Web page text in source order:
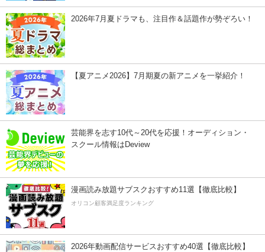
2026年7月夏ドラマも、注目作＆話題作が勢ぞろい！
【夏アニメ2026】7月期夏の新アニメを一挙紹介！
芸能界を志す10代～20代を応援！オーディション・
スクール情報はDeview
漫画読み放題サブスクおすすめ11選【徹底比較】
オリコン顧客満足度ランキング
2026年動画配信サービスおすすめ40選【徹底比較】